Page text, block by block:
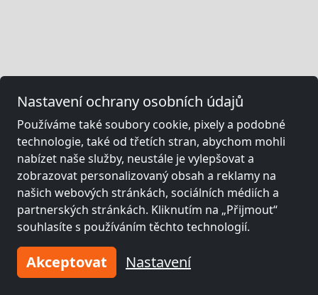
Nastavení ochrany osobních údajů
Používáme také soubory cookie, pixely a podobné
technologie, také od třetích stran, abychom mohli
nabízet naše služby, neustále je vylepšovat a
zobrazovat personalizovaný obsah a reklamy na
našich webových stránkách, sociálních médiích a
partnerských stránkách. Kliknutím na „Přijmout“
souhlasíte s používáním těchto technologií.
Akceptovat Nastavení